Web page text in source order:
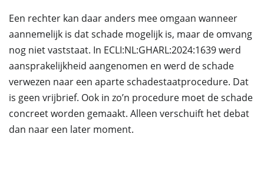
Een rechter kan daar anders mee omgaan wanneer
aannemelijk is dat schade mogelijk is, maar de omvang
nog niet vaststaat. In ECLI:NL:GHARL:2024:1639 werd
aansprakelijkheid aangenomen en werd de schade
verwezen naar een aparte schadestaatprocedure. Dat
is geen vrijbrief. Ook in zo’n procedure moet de schade
concreet worden gemaakt. Alleen verschuift het debat
dan naar een later moment.